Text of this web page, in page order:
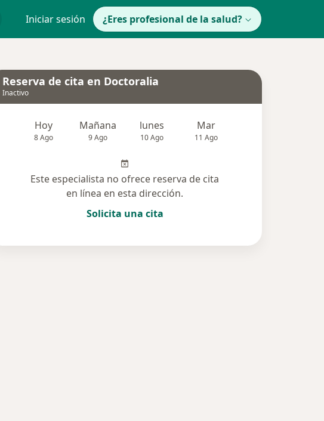
Iniciar sesión ¿Eres profesional de la salud?
Reserva de cita en Doctoralia
Inactivo
Hoy
8 Ago
Mañana
9 Ago
lunes
10 Ago
Mar
11 Ago
Este especialista no ofrece reserva de cita
en línea en esta dirección.
Solicita una cita